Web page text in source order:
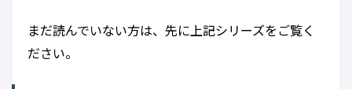
まだ読んでいない方は、先に上記シリーズをご覧く
ださい。